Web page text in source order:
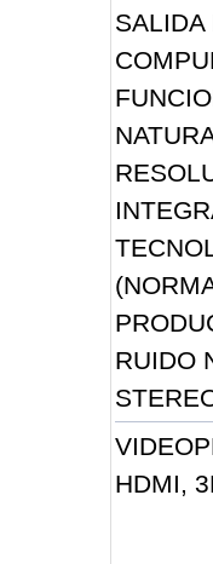
SALIDA
RUIDO
HDMI,